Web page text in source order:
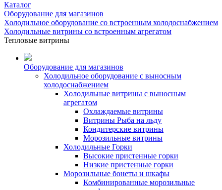
Каталог
Оборудование для магазинов
Холодильное оборудование со встроенным холодоснабжением
Холодильные витрины со встроенным агрегатом
Тепловые витрины
Оборудование для магазинов
Холодильное оборудование с выносным
холодоснабжением
Холодильные витрины с выносным
агрегатом
Охлаждаемые витрины
Витрины Рыба на льду
Кондитерские витрины
Морозильные витрины
Холодильные Горки
Высокие пристенные горки
Низкие пристенные горки
Морозильные бонеты и шкафы
Комбинированные морозильные